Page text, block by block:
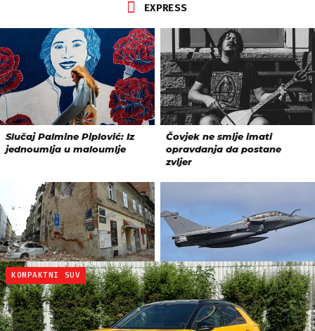
KOMPAKTNI SUV